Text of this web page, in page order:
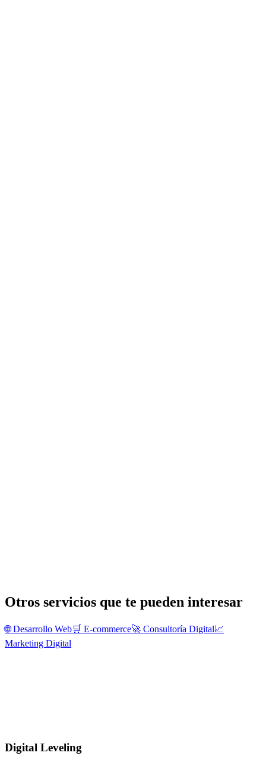
Otros servicios que te pueden interesar
🌐 Desarrollo Web🛒 E-commerce🚀 Consultoría Digital📈
Marketing Digital
Digital Leveling